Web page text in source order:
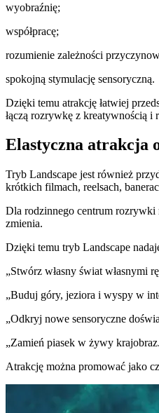
wyobraźnię;
współpracę;
rozumienie zależności
spokojną stymulację sensoryczną.
Dzięki temu atrakcję łatwiej
łączą rozrywkę z kreatywnością i
Elastyczna atrakcja
Tryb Landscape jest również
krótkich filmach, reelsach,
Dla rodzinnego centrum rozrywki
zmienia.
Dzięki temu tryb Landscape
„Stwórz własny świat własnymi
„Buduj góry, jeziora i wyspy w
„Odkryj nowe sensoryczne
„Zamień piasek w żywy
Atrakcję można promować jako